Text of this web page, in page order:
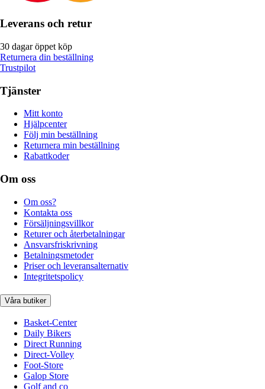
Leverans och retur
30 dagar öppet köp
Returnera din beställning
Trustpilot
Tjänster
Mitt konto
Hjälpcenter
Följ min beställning
Returnera min beställning
Rabattkoder
Om oss
Om oss?
Kontakta oss
Försäljningsvillkor
Returer och återbetalningar
Ansvarsfriskrivning
Betalningsmetoder
Priser och leveransalternativ
Integritetspolicy
Våra butiker
Basket-Center
Daily Bikers
Direct Running
Direct-Volley
Foot-Store
Galop Store
Golf and co